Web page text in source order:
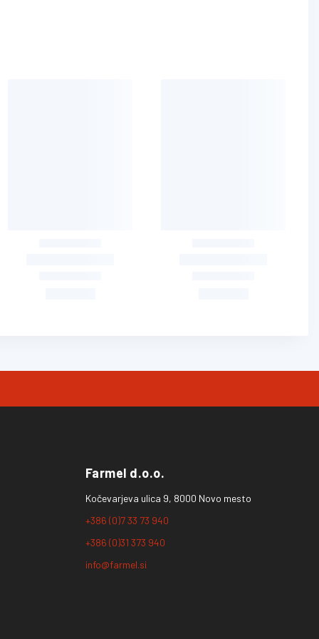
Farmel d.o.o.
Kočevarjeva ulica 9, 8000 Novo mesto
+386 (0)7 33 73 940
+386 (0)31 373 940
info@farmel.si